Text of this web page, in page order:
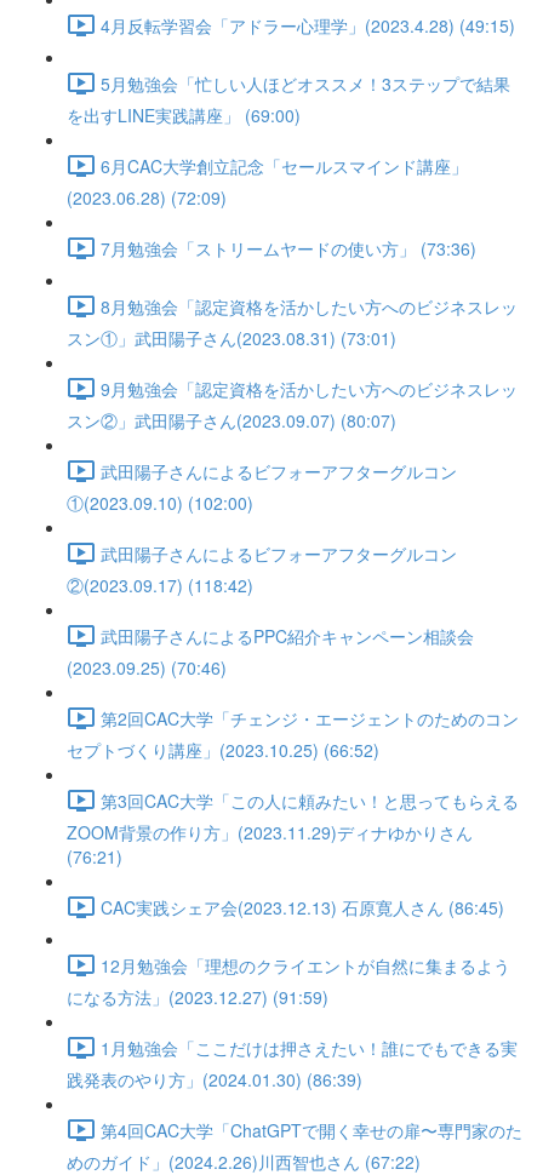
4月反転学習会「アドラー心理学」(2023.4.28) (49:15)
5月勉強会「忙しい人ほどオススメ！3ステップで結果
を出すLINE実践講座」 (69:00)
6月CAC大学創立記念「セールスマインド講座」
(2023.06.28) (72:09)
7月勉強会「ストリームヤードの使い方」 (73:36)
8月勉強会「認定資格を活かしたい方へのビジネスレッ
スン①」武田陽子さん(2023.08.31) (73:01)
9月勉強会「認定資格を活かしたい方へのビジネスレッ
スン②」武田陽子さん(2023.09.07) (80:07)
武田陽子さんによるビフォーアフターグルコン
①(2023.09.10) (102:00)
武田陽子さんによるビフォーアフターグルコン
②(2023.09.17) (118:42)
武田陽子さんによるPPC紹介キャンペーン相談会
(2023.09.25) (70:46)
第2回CAC大学「チェンジ・エージェントのためのコン
セプトづくり講座」(2023.10.25) (66:52)
第3回CAC大学「この人に頼みたい！と思ってもらえる
ZOOM背景の作り方」(2023.11.29)ディナゆかりさん
(76:21)
CAC実践シェア会(2023.12.13) 石原寛人さん (86:45)
12月勉強会「理想のクライエントが自然に集まるよう
になる方法」(2023.12.27) (91:59)
1月勉強会「ここだけは押さえたい！誰にでもできる実
践発表のやり方」(2024.01.30) (86:39)
第4回CAC大学「ChatGPTで開く幸せの扉〜専門家のた
めのガイド」(2024.2.26)川西智也さん (67:22)